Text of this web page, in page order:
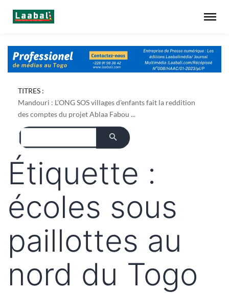
TITRES :
Mandouri : L'ONG SOS villages d'enfants fait la reddition
des comptes du projet Ablaa Fabou ...
Étiquette :
écoles sous
paillottes au
nord du Togo